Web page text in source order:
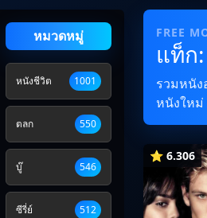
หมวดหมู่
หนังชีวิต 1001
ตลก 550
บู๊ 546
ซีรี่ย์ 512
FREE
แท็ก
รวมหนัง
หนังใหม่
⭐ 6.306